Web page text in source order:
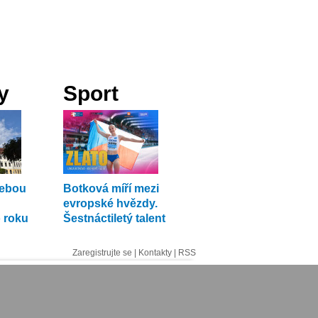
roku
Sport
Botková míří mezi
evropské hvězdy.
Šestnáctiletý talent
Zaregistrujte se Kontakty RSS